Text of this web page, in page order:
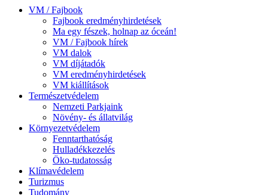
VM / Fajbook
Fajbook eredményhirdetések
Ma egy fészek, holnap az óceán!
VM / Fajbook hírek
VM dalok
VM díjátadók
VM eredményhirdetések
VM kiállítások
Természetvédelem
Nemzeti Parkjaink
Növény- és állatvilág
Környezetvédelem
Fenntarthatóság
Hulladékkezelés
Öko-tudatosság
Klímavédelem
Turizmus
Tudomány